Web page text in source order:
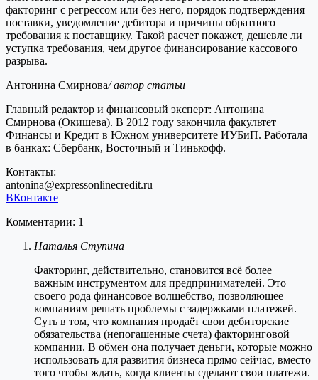
факторинг с регрессом или без него, порядок подтверждения
поставки, уведомление дебитора и причины обратного
требования к поставщику. Такой расчет покажет, дешевле ли
уступка требования, чем другое финансирование кассового
разрыва.
Антонина Смирнова/ автор статьи
Главный редактор и финансовый эксперт: Антонина
Смирнова (Окишева). В 2012 году закончила факультет
Финансы и Кредит в Южном университете ИУБиП. Работала
в банках: Сбербанк, Восточный и Тинькофф.
Контакты:
antonina@expressonlinecredit.ru
ВКонтакте
Комментарии: 1
Наталья Ступина
Факторинг, действительно, становится всё более
важным инструментом для предпринимателей. Это
своего рода финансовое волшебство, позволяющее
компаниям решать проблемы с задержками платежей.
Суть в том, что компания продаёт свои дебиторские
обязательства (непогашенные счета) факторинговой
компании. В обмен она получает деньги, которые можно
использовать для развития бизнеса прямо сейчас, вместо
того чтобы ждать, когда клиенты сделают свои платежи.